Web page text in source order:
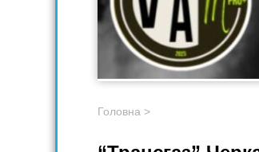
Головна >